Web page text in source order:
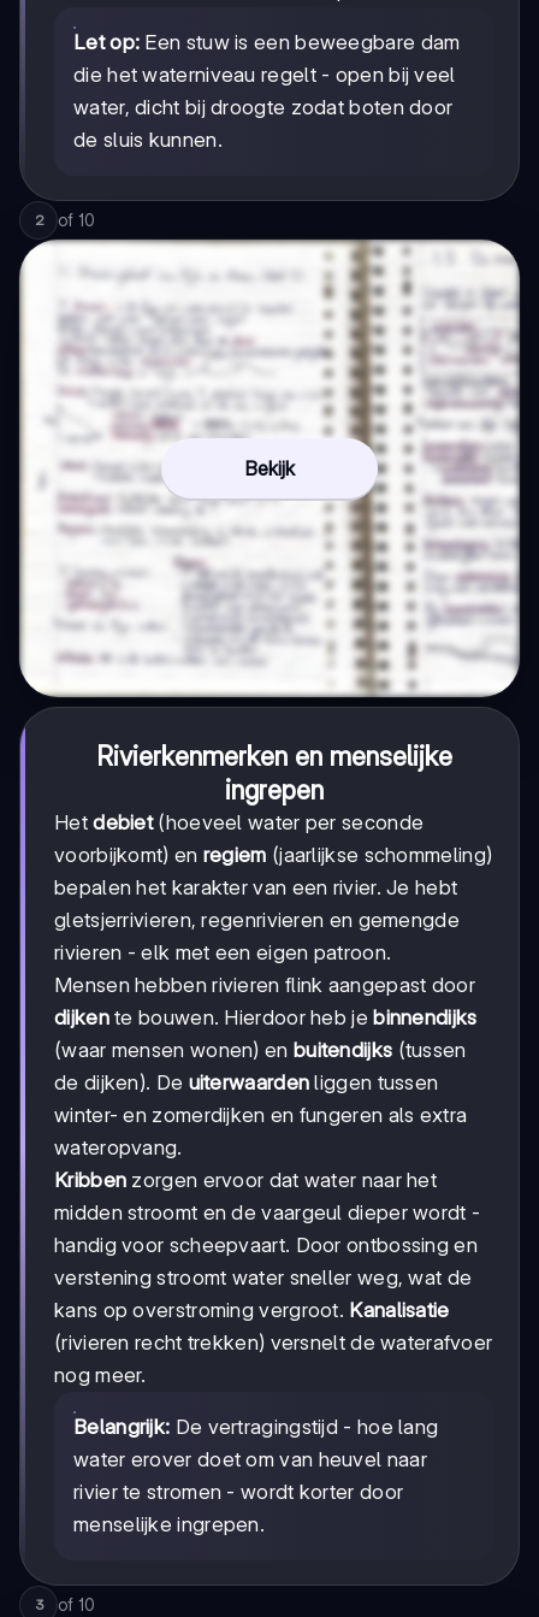
Let op: Een stuw is een beweegbare dam
die het waterniveau regelt - open bij veel
water, dicht bij droogte zodat boten door
de sluis kunnen.
2 of 10
Bekijk
Rivierkenmerken en menselijke
ingrepen
Hetdebiet(hoeveel water per seconde
voorbijkomt) en regiem (jaarlijkse schommeling)
bepalen het karakter van een rivier. Je hebt
gletsjerrivieren, regenrivieren en gemengde
rivieren - elk met een eigen patroon.
Mensen hebben rivieren flink aangepast door
dijkente bouwen. Hierdoor heb je binnendijks
(waar mensen wonen) en buitendijks (tussen
de dijken). De uiterwaarden liggen tussen
winter- en zomerdijken en fungeren als extra
wateropvang.
Kribben zorgen ervoor dat water naar het
midden stroomt en de vaargeul dieper wordt -
handig voor scheepvaart. Door ontbossing en
verstening stroomt water sneller weg, wat de
kans op overstroming vergroot. Kanalisatie
(rivieren recht trekken) versnelt de waterafvoer
nog meer.
Belangrijk: De vertragingstijd - hoe lang
water erover doet om van heuvel naar
rivier te stromen - wordt korter door
menselijke ingrepen.
3 of 10